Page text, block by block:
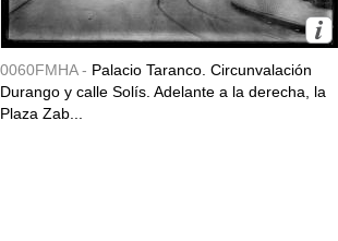
0060FMHA - Palacio Taranco. Circunvalación
Durango y calle Solís. Adelante a la derecha, la
Plaza Zab...